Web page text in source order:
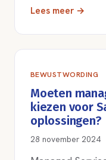
Lees meer →
BEWUSTWORDING
Moeten
kiezen voor
oplossingen?
28 november 2024